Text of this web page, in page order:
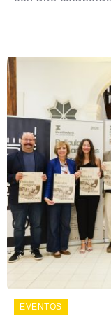
EVENTOS